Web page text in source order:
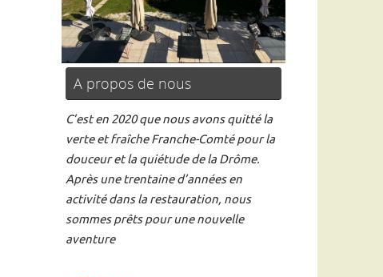
A propos de nous
C’est en 2020 que nous avons quitté la
verte et fraîche Franche-Comté pour la
douceur et la quiétude de la Drôme.
Après une trentaine d’années en
activité dans la restauration, nous
sommes prêts pour une nouvelle
aventure